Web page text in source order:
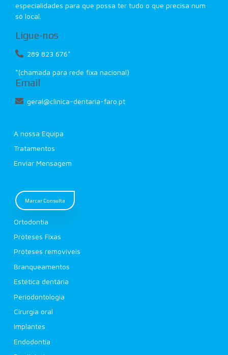
especialidades para que possa ter tudo o que precisa num
só local.
Ligue-nos
289 823 676*
*(chamada para rede fixa nacional)
Email
geral@clinica-dentaria-faro.pt
A nossa Equipa
Tratamentos
Enviar Mensagem
Marcar Consulta
Ortodontia
Próteses Fixas
Próteses removíveis
Branqueamentos
Estética dentária
Periodontologia
Cirurgia oral
Implantes
Endodontia